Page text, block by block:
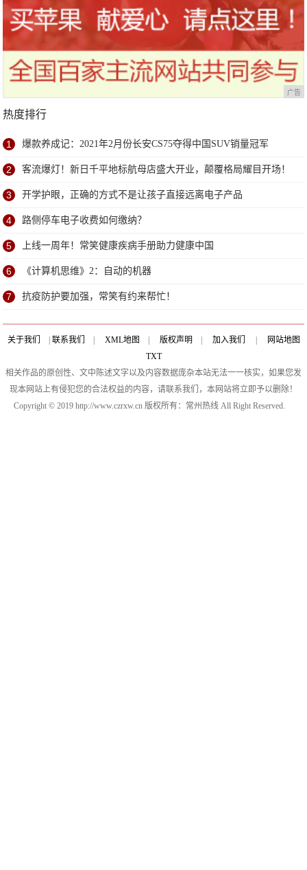
广告
热度排行
1 爆款养成记：2021年2月份长安CS75夺得中国SUV销量冠军
2 客流爆灯！新日千平地标航母店盛大开业，颠覆格局耀目开场！
3 开学护眼，正确的方式不是让孩子直接远离电子产品
4 路侧停车电子收费如何缴纳？
5 上线一周年！常笑健康疾病手册助力健康中国
6 《计算机思维》2：自动的机器
7 抗疫防护要加强，常笑有约来帮忙！
关于我们 联系我们 XML地图 版权声明 加入我们
网站地图
TXT
相关作品的原创性、文中陈述文字以及内容数据庞杂本站无法一一核实，如果您发
现本网站上有侵犯您的合法权益的内容，请联系我们，本网站将立即予以删除！
Copyright © 2019 http://www.czrxw.cn 版权所有：常州热线 All Right Reserved.